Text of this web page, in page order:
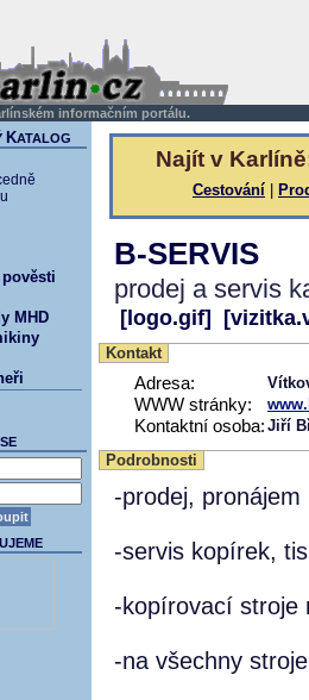
informačním portálu.
Najít v
Cestování
B-SERVIS
prodej a servis
[logo.gif]
Kontakt
Adresa:
WWW stránky:
Kontaktní osoba: Jiří
Podrobnosti
-prodej, pronájem
-servis kopírek,
-kopírovací stroje
-na všechny
KATALOG
MHD